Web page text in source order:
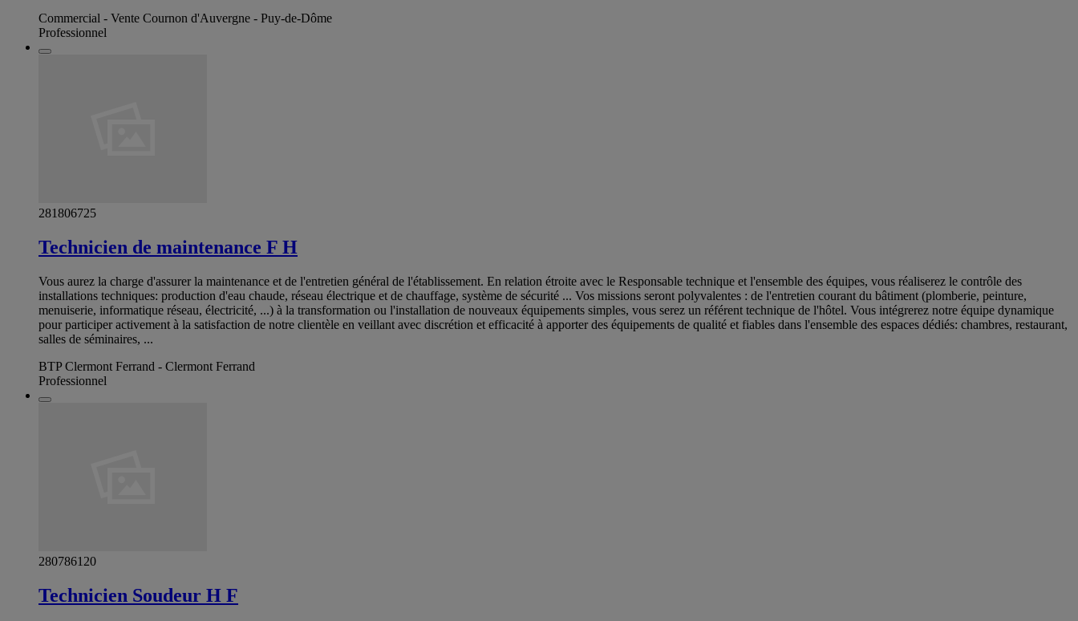
Commercial - Vente Cournon d'Auvergne - Puy-de-Dôme
Professionnel
281806725
Technicien de maintenance F H
Vous aurez la charge d'assurer la maintenance et de l'entretien général de l'établissement. En relation étroite avec le Responsable technique et l'ensemble des équipes, vous réaliserez le contrôle des
installations techniques: production d'eau chaude, réseau électrique et de chauffage, système de sécurité ... Vos missions seront polyvalentes : de l'entretien courant du bâtiment (plomberie, peinture,
menuiserie, informatique réseau, électricité, ...) à la transformation ou l'installation de nouveaux équipements simples, vous serez un référent technique de l'hôtel. Vous intégrerez notre équipe dynamique
pour participer activement à la satisfaction de notre clientèle en veillant avec discrétion et efficacité à apporter des équipements de qualité et fiables dans l'ensemble des espaces dédiés: chambres, restaurant,
salles de séminaires, ...
BTP Clermont Ferrand - Clermont Ferrand
Professionnel
280786120
Technicien Soudeur H F